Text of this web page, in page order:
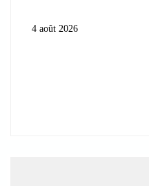
4 août 2026